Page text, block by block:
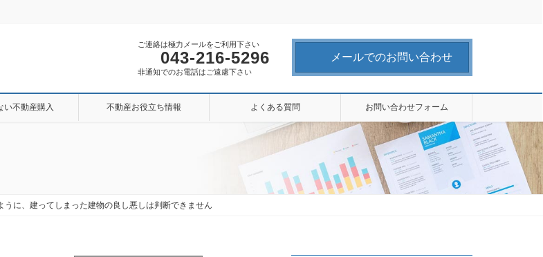
ご連絡は極力メールをご利用下さい
043-216-5296
非通知でのお電話はご遠慮下さい
メールでのお問い合わせ
い不動産購入 不動産お役立ち情報 よくある質問 お問い合わせフォーム
に、建ってしまった建物の良し悪しは判断できません